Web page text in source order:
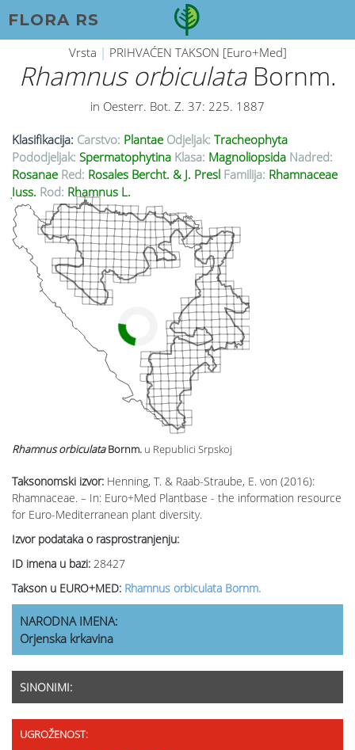
FLORA RS
Vrsta | PRIHVAĆEN TAKSON [Euro+Med]
Rhamnus orbiculataBornm.
in Oesterr. Bot. Z. 37: 225. 1887
Klasifikacija: Carstvo: Plantae Odjeljak: Tracheophyta
Pododjeljak: Spermatophytina Klasa: Magnoliopsida Nadred:
Rosanae Red: Rosales Bercht. & J. Presl Familija: Rhamnaceae
Juss. Rod: Rhamnus L.
Taksonomski izvor: Henning, T. & Raab-Straube, E. von (2016):
Rhamnaceae. – In: Euro+Med Plantbase - the information resource
for Euro-Mediterranean plant diversity.
Izvor podataka o rasprostranjenju:
ID imena u bazi: 28427
Takson u EURO+MED: Rhamnus orbiculata Bornm.
Rhamnus orbiculataBornm. u Republici Srpskoj
NARODNA IMENA:
Orjenska krkavina
SINONIMI:
UGROŽENOST: